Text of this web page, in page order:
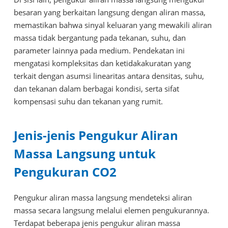
besaran yang berkaitan langsung dengan aliran massa,
memastikan bahwa sinyal keluaran yang mewakili aliran
massa tidak bergantung pada tekanan, suhu, dan
parameter lainnya pada medium. Pendekatan ini
mengatasi kompleksitas dan ketidakakuratan yang
terkait dengan asumsi linearitas antara densitas, suhu,
dan tekanan dalam berbagai kondisi, serta sifat
kompensasi suhu dan tekanan yang rumit.
Jenis-jenis Pengukur Aliran
Massa Langsung untuk
Pengukuran CO2
Pengukur aliran massa langsung mendeteksi aliran
massa secara langsung melalui elemen pengukurannya.
Terdapat beberapa jenis pengukur aliran massa